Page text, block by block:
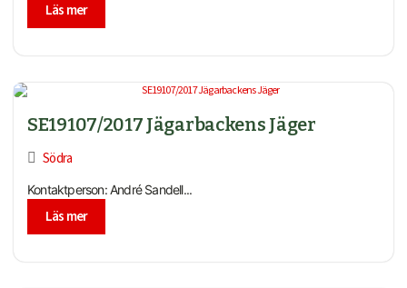
Läs mer
SE19107/2017 Jägarbackens Jäger
Södra
Kontaktperson: André Sandell...
Läs mer